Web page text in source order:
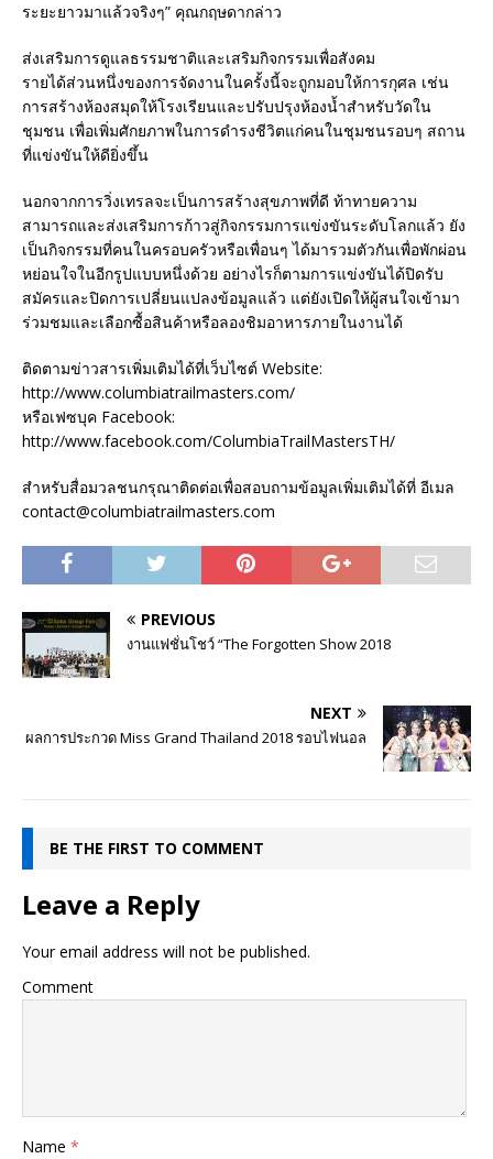
ระยะยาวมาแล้วจริงๆ” คุณกฤษดากล่าว
ส่งเสริมการดูแลธรรมชาติและเสริมกิจกรรมเพื่อสังคม
รายได้ส่วนหนึ่งของการจัดงานในครั้งนี้จะถูกมอบให้การกุศล เช่น
การสร้างห้องสมุดให้โรงเรียนและปรับปรุงห้องน้ำสำหรับวัดใน
ชุมชน เพื่อเพิ่มศักยภาพในการดำรงชีวิตแก่คนในชุมชนรอบๆ สถาน
ที่แข่งขันให้ดียิ่งขึ้น
นอกจากการวิ่งเทรลจะเป็นการสร้างสุขภาพที่ดี ท้าทายความ
สามารถและส่งเสริมการก้าวสู่กิจกรรมการแข่งขันระดับโลกแล้ว ยัง
เป็นกิจกรรมที่คนในครอบครัวหรือเพื่อนๆ ได้มารวมตัวกันเพื่อพักผ่อน
หย่อนใจในอีกรูปแบบหนึ่งด้วย อย่างไรก็ตามการแข่งขันได้ปิดรับ
สมัครและปิดการเปลี่ยนแปลงข้อมูลแล้ว แต่ยังเปิดให้ผู้สนใจเข้ามา
ร่วมชมและเลือกซื้อสินค้าหรือลองชิมอาหารภายในงานได้
ติดตามข่าวสารเพิ่มเติมได้ที่เว็บไซต์ Website:
http://www.columbiatrailmasters.com/
หรือเฟซบุค Facebook:
http://www.facebook.com/ColumbiaTrailMastersTH/
สำหรับสื่อมวลชนกรุณาติดต่อเพื่อสอบถามข้อมูลเพิ่มเติมได้ที่ อีเมล
contact@columbiatrailmasters.com
PREVIOUS
งานแฟชั่นโชว์ “The Forgotten Show 2018
NEXT
ผลการประกวด Miss Grand Thailand 2018 รอบไฟนอล
BE THE FIRST TO COMMENT
Leave a Reply
Your email address will not be published.
Comment
Name *